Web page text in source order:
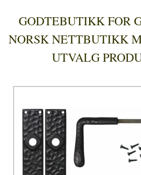
GODTEBUTIKK FOR
NORSK NETTBUTIKK
UTVALG